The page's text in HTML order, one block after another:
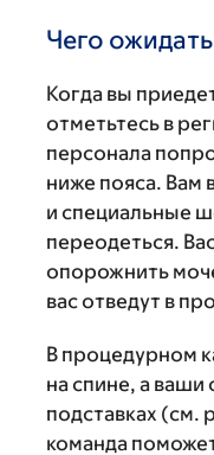
Чего
Когда вы
отметьтесь в
персонала
ниже пояса. Вам
и специальные
переодеться.
опорожнить
вас отведут в
В процедурном
на спине, а ваши
подставках (см.
команда